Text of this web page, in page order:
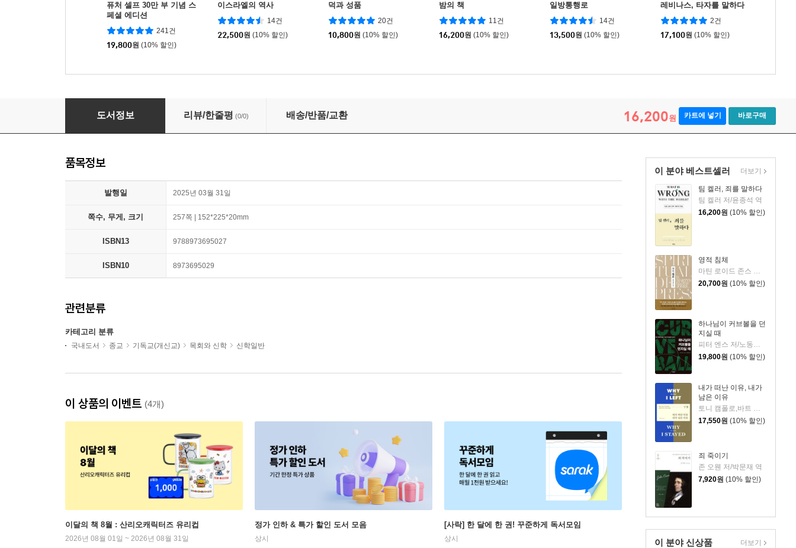
퓨처 셀프 30만 부 기념 스
페셜 에디션
241건
19,800원 (10% 할인)
이스라엘의 역사
14건
22,500원 (10% 할인)
덕과 성품
20건
10,800원 (10% 할인)
밤의 책
11건
16,200원 (10% 할인)
일방통행로
14건
13,500원 (10% 할인)
레비나스, 타자를 말하다
2건
17,100원 (10% 할인)
첨단기술 시대의 신학과 기독교윤리
도서정보 리뷰/한줄평 (0/0) 배송/반품/교환 16,200원 카트에 넣기 바로구매
이 분야 베스트셀러
팀 켈러, 죄를 말하다
팀 켈러 저/윤종석 역
16,200원 (10% 할인)
영적 침체
마틴 로이드 존스 저/정상윤 역
20,700원 (10% 할인)
하나님이 커브볼을 던
지실 때
피터 엔스 저/노동래 역
19,800원 (10% 할인)
내가 떠난 이유, 내가
남은 이유
토니 캠폴로,바트 캠폴로 저/노종문 역
17,550원 (10% 할인)
죄 죽이기
존 오웬 저/박문재 역
7,920원 (10% 할인)
더보기
이 분야 신상품 더보기
품목정보
발행일 2025년 03월 31일
쪽수, 무게, 크기 257쪽 | 152*225*20mm
ISBN13 9788973695027
ISBN10 8973695029
관련분류
카테고리 분류
국내도서 종교 기독교(개신교) 목회와 신학 신학일반
이 상품의 이벤트 (4개)
이달의 책 8월 : 산리오캐릭터즈 유리컵
2026년 08월 01일 ~ 2026년 08월 31일
정가 인하 & 특가 할인 도서 모음
상시
[사락] 한 달에 한 권! 꾸준하게 독서모임
상시